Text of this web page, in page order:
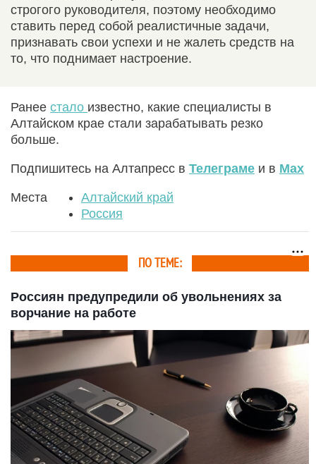
строгого руководителя, поэтому необходимо
ставить перед собой реалистичные задачи,
признавать свои успехи и не жалеть средств на
то, что поднимает настроение.
Ранее стало известно, какие специалисты в
Алтайском крае стали зарабатывать резко
больше.
Подпишитесь на Алтапресс в Телеграме и в Max
Места
Алтайский край
Россия
ПО ТЕМЕ:
Россиян предупредили об увольнениях за
ворчание на работе